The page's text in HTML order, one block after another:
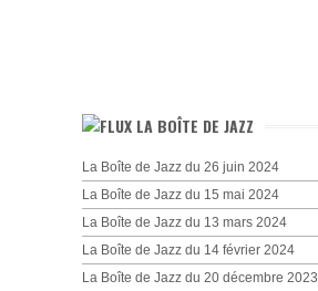
LA BOÎTE DE JAZZ
La Boîte de Jazz du 26 juin 2024
La Boîte de Jazz du 15 mai 2024
La Boîte de Jazz du 13 mars 2024
La Boîte de Jazz du 14 février 2024
La Boîte de Jazz du 20 décembre 2023